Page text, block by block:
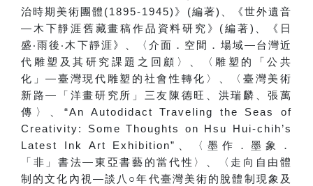
治時期美術團體(1895-1945)》(編著)、《世外遺音
—木下靜涯舊藏畫稿作品資料研究》(編著)、《日
盛‧雨後‧木下靜涯》、〈介面．空間．場域—台灣近
代雕塑及其研究課題之回顧〉、〈雕塑的「公共
化」—臺灣現代雕塑的社會性轉化〉、〈臺灣美術
新路—「洋畫研究所」三友陳德旺、洪瑞麟、張萬
傳〉、“An Autodidact Traveling the Seas of
Creativity: Some Thoughts on Hsu Hui-chih’s
Latest Ink Art Exhibition”、〈墨作．墨象．
「非」書法—東亞書藝的當代性〉、〈走向自由體
制的文化內視—談八○年代臺灣美術的脫體制現象及